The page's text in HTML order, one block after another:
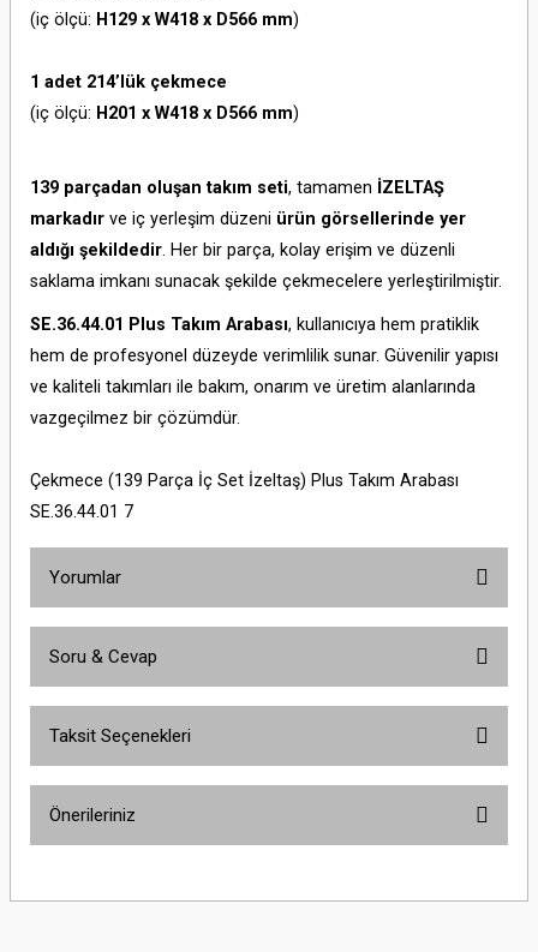
(iç ölçü: H129 x W418 x D566 mm)
1 adet 214’lük çekmece
(iç ölçü: H201 x W418 x D566 mm)
139 parçadan oluşan takım seti, tamamen İZELTAŞ
markadır ve iç yerleşim düzeni ürün görsellerinde yer
aldığı şekildedir. Her bir parça, kolay erişim ve düzenli
saklama imkanı sunacak şekilde çekmecelere yerleştirilmiştir.
SE.36.44.01 Plus Takım Arabası, kullanıcıya hem pratiklik
hem de profesyonel düzeyde verimlilik sunar. Güvenilir yapısı
ve kaliteli takımları ile bakım, onarım ve üretim alanlarında
vazgeçilmez bir çözümdür.
Çekmece (139 Parça İç Set İzeltaş) Plus Takım Arabası
SE.36.44.01 7
Yorumlar
Soru & Cevap
Taksit Seçenekleri
Önerileriniz
yetersiz gördüğünüz noktaları öneri formunu kullanarak tarafımıza